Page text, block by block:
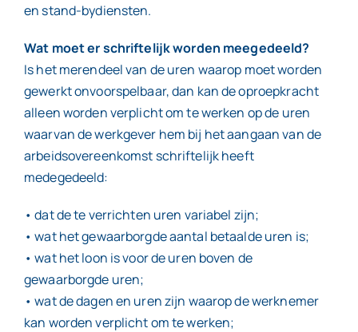
en stand-bydiensten.
Wat moet er schriftelijk worden meegedeeld?
Is het merendeel van de uren waarop moet worden
gewerkt onvoorspelbaar, dan kan de oproepkracht
alleen worden verplicht om te werken op de uren
waarvan de werkgever hem bij het aangaan van de
arbeidsovereenkomst schriftelijk heeft
medegedeeld:
• dat de te verrichten uren variabel zijn;
• wat het gewaarborgde aantal betaalde uren is;
• wat het loon is voor de uren boven de
gewaarborgde uren;
• wat de dagen en uren zijn waarop de werknemer
kan worden verplicht om te werken;